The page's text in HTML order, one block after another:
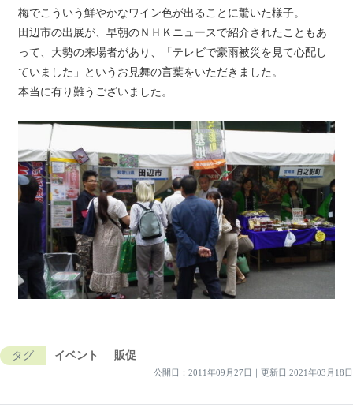
梅でこういう鮮やかなワイン色が出ることに驚いた様子。
田辺市の出展が、早朝のＮＨＫニュースで紹介されたこともあ
って、大勢の来場者があり、「テレビで豪雨被災を見て心配し
ていました」というお見舞の言葉をいただきました。
本当に有り難うございました。
タグ イベント 販促
公開日： 2011年09月27日 ｜ 更新日:2021年03月18日